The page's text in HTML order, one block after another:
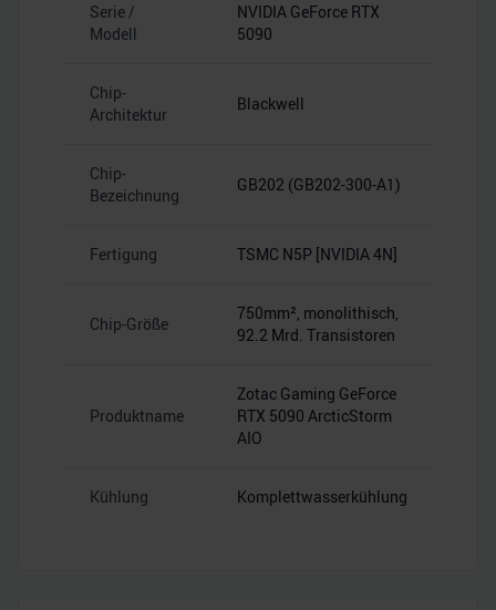
Serie /
Modell
NVIDIA GeForce RTX
5090
Chip-
Architektur
Blackwell
Chip-
Bezeichnung
GB202 (GB202-300-A1)
Fertigung TSMC N5P [NVIDIA 4N]
Chip-Größe
750mm², monolithisch,
92.2 Mrd. Transistoren
Produktname
Zotac Gaming GeForce
RTX 5090 ArcticStorm
AIO
Kühlung Komplettwasserkühlung